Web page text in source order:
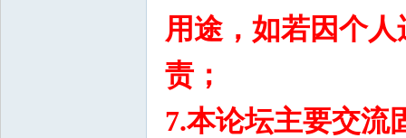
用途，如若因个
责；
7.本论坛主要交流